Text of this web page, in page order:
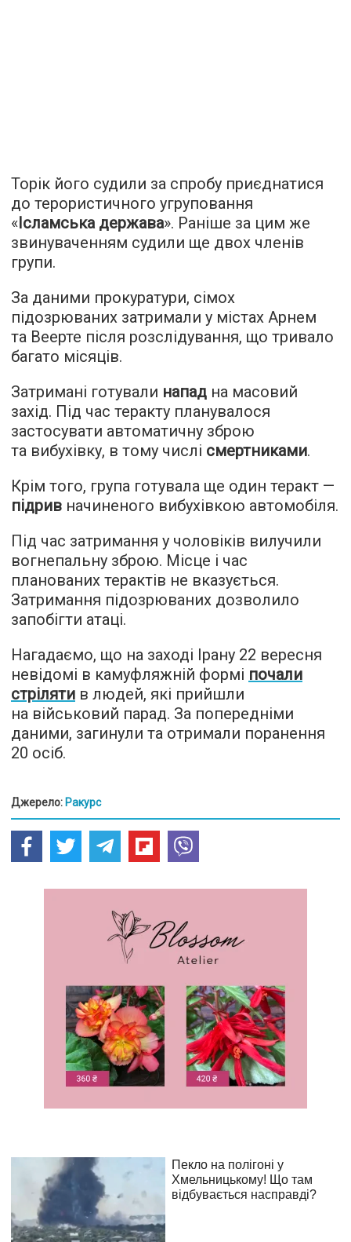
Торік його судили за спробу приєднатися
до терористичного угруповання
«Ісламська держава». Раніше за цим же
звинуваченням судили ще двох членів
групи.
За даними прокуратури, сімох
підозрюваних затримали у містах Арнем
та Веерте після розслідування, що тривало
багато місяців.
Затримані готували напад на масовий
захід. Під час теракту планувалося
застосувати автоматичну зброю
та вибухівку, в тому числі смертниками.
Крім того, група готувала ще один теракт —
підрив начиненого вибухівкою автомобіля.
Під час затримання у чоловіків вилучили
вогнепальну зброю. Місце і час
планованих терактів не вказується.
Затримання підозрюваних дозволило
запобігти атаці.
Нагадаємо, що на заході Ірану 22 вересня
невідомі в камуфляжній формі почали
стріляти в людей, які прийшли
на військовий парад. За попередніми
даними, загинули та отримали поранення
20 осіб.
Джерело: Ракурс